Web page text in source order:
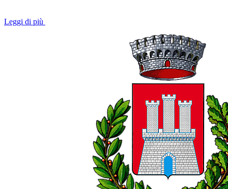
Leggi di più